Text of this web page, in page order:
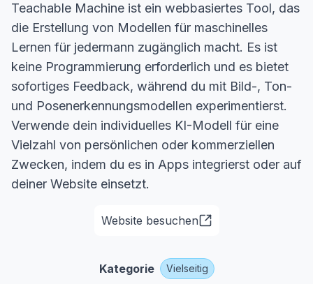
Teachable Machine ist ein webbasiertes Tool, das
die Erstellung von Modellen für maschinelles
Lernen für jedermann zugänglich macht. Es ist
keine Programmierung erforderlich und es bietet
sofortiges Feedback, während du mit Bild-, Ton-
und Posenerkennungsmodellen experimentierst.
Verwende dein individuelles KI-Modell für eine
Vielzahl von persönlichen oder kommerziellen
Zwecken, indem du es in Apps integrierst oder auf
deiner Website einsetzt.
Website besuchen
Kategorie Vielseitig